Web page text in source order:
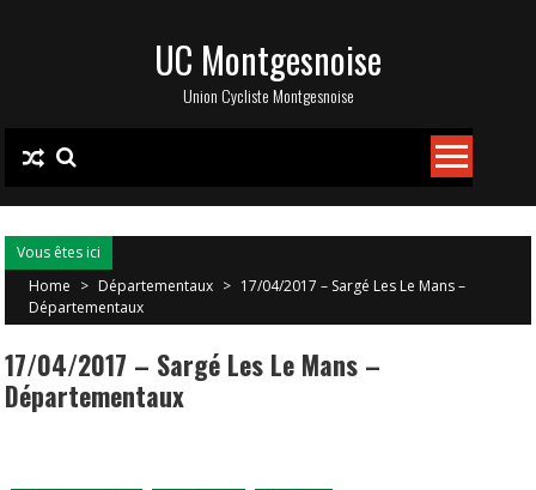
UC Montgesnoise
Union Cycliste Montgesnoise
Vous êtes ici
Home > Départementaux > 17/04/2017 – Sargé Les Le Mans –
Départementaux
17/04/2017 – Sargé Les Le Mans –
Départementaux